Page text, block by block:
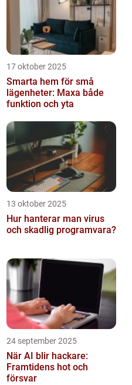
17 oktober 2025
Smarta hem för små
lägenheter: Maxa både
funktion och yta
13 oktober 2025
Hur hanterar man virus
och skadlig programvara?
24 september 2025
När AI blir hackare:
Framtidens hot och
försvar